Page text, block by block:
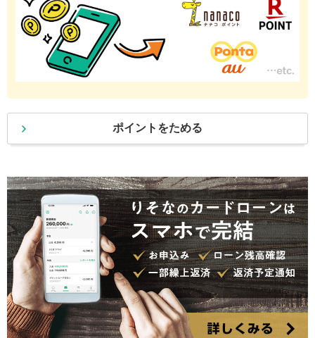
ポイントをためる